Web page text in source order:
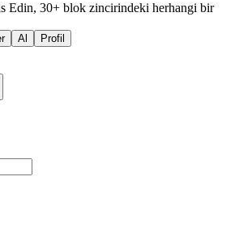
Edin, 30+ blok zincirindeki herhangi bir
Al Profil